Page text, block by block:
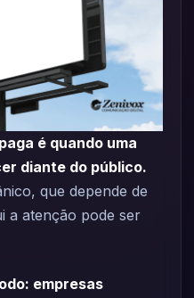
é quando uma
diante do público.
que depende de
a atenção pode ser
empresas